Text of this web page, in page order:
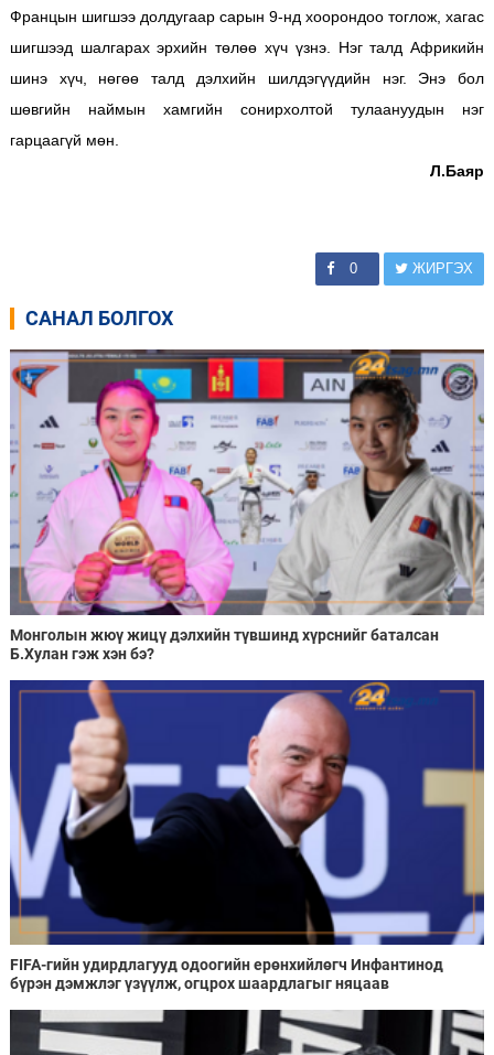
Францын шигшээ долдугаар сарын 9-нд хоорондоо тоглож, хагас
шигшээд шалгарах эрхийн төлөө хүч үзнэ. Нэг талд Африкийн
шинэ хүч, нөгөө талд дэлхийн шилдэгүүдийн нэг. Энэ бол
шөвгийн наймын хамгийн сонирхолтой тулаануудын нэг
гарцаагүй мөн.
Л.Баяр
0 ЖИРГЭХ
САНАЛ БОЛГОХ
Монголын жюү жицү дэлхийн түвшинд хүрснийг баталсан
Б.Хулан гэж хэн бэ?
FIFA-гийн удирдлагууд одоогийн ерөнхийлөгч Инфантинод
бүрэн дэмжлэг үзүүлж, огцрох шаардлагыг няцаав